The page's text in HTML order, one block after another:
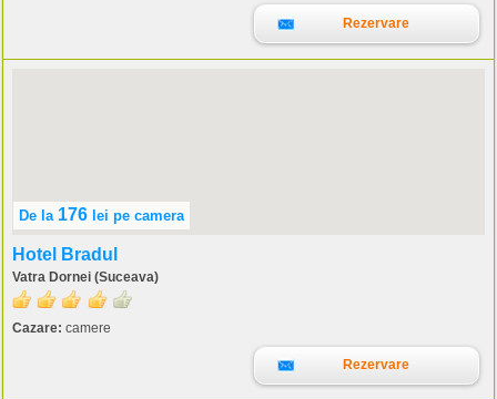
Rezervare
De la 176 lei pe camera
Hotel Bradul
Vatra Dornei (Suceava)
Cazare: camere
Rezervare